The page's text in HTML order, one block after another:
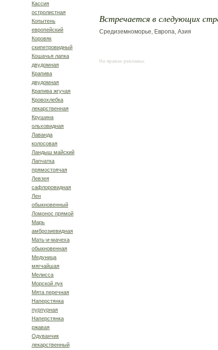
Кассия
остролистная
Копытень
европейский
Коровяк
скипетровидный
Кошачья лапка
двудомная
Крапива
двудомная
Крапива жгучая
Кровохлебка
лекарствен­ная
Крушина
ольховидная
Лаванда
колосовая
Ландыш майский
Лапчатка
прямостоячая
Левзея
сафлоровидная
Лен
обыкновенный
Ломонос прямой
Марь
амброзиевидная
Мать-и-мачеха
обыкновенная
Медуница
мягчайшая
Мелисса
Морской лук
Мята перечная
Наперстянка
пурпурная
Наперстянка
ржавая
Одуванчик
лекарственный
Встречается в следующих
Средиземноморье, Европа, Азия
На правах рекламы: